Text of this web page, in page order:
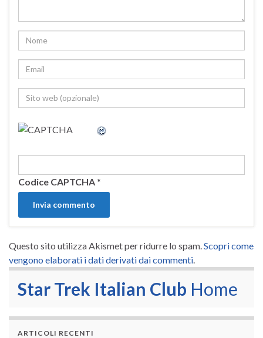
Codice CAPTCHA*
Questo sito utilizza Akismet per ridurre lo spam. Scopri come
vengono elaborati i dati derivati dai commenti
Star Trek Italian Club Home
ARTICOLI RECENTI